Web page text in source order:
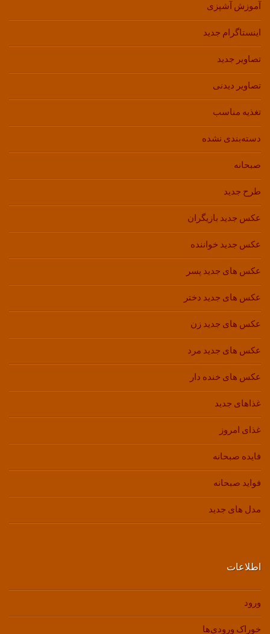
آموزش آشپزی
اینستاگرام جدید
تصاویر جدید
تصاویر دیدنی
تغذیه مناسب
دسته‌بندی نشده
صبحانه
طرح جدید
عکس جدید بازیگران
عکس جدید خواننده
عکس های جدید پسر
عکس های جدید دختر
عکس های جدید زن
عکس های جدید مرد
عکس های خنده دار
غذاهای جدید
غذای امروز
فایده صبحانه
فواید صبحانه
مدل های جدید
اطلاعات
ورود
خوراک ورودی‌ها